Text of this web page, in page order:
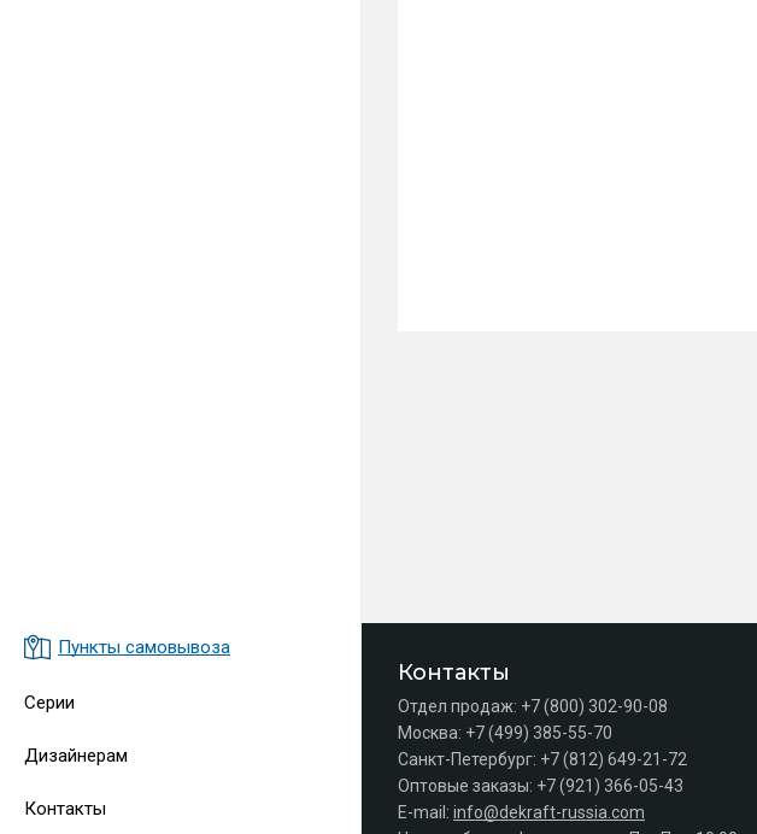
Пункты самовывоза
Серии
Дизайнерам
Контакты
Контакты
Отдел продаж: +7 (800) 302-90-08
Москва: +7 (499) 385-55-70
Санкт-Петербург: +7 (812) 649-21-72
Оптовые заказы: +7 (921) 366-05-43
E-mail: info@dekraft-russia.com